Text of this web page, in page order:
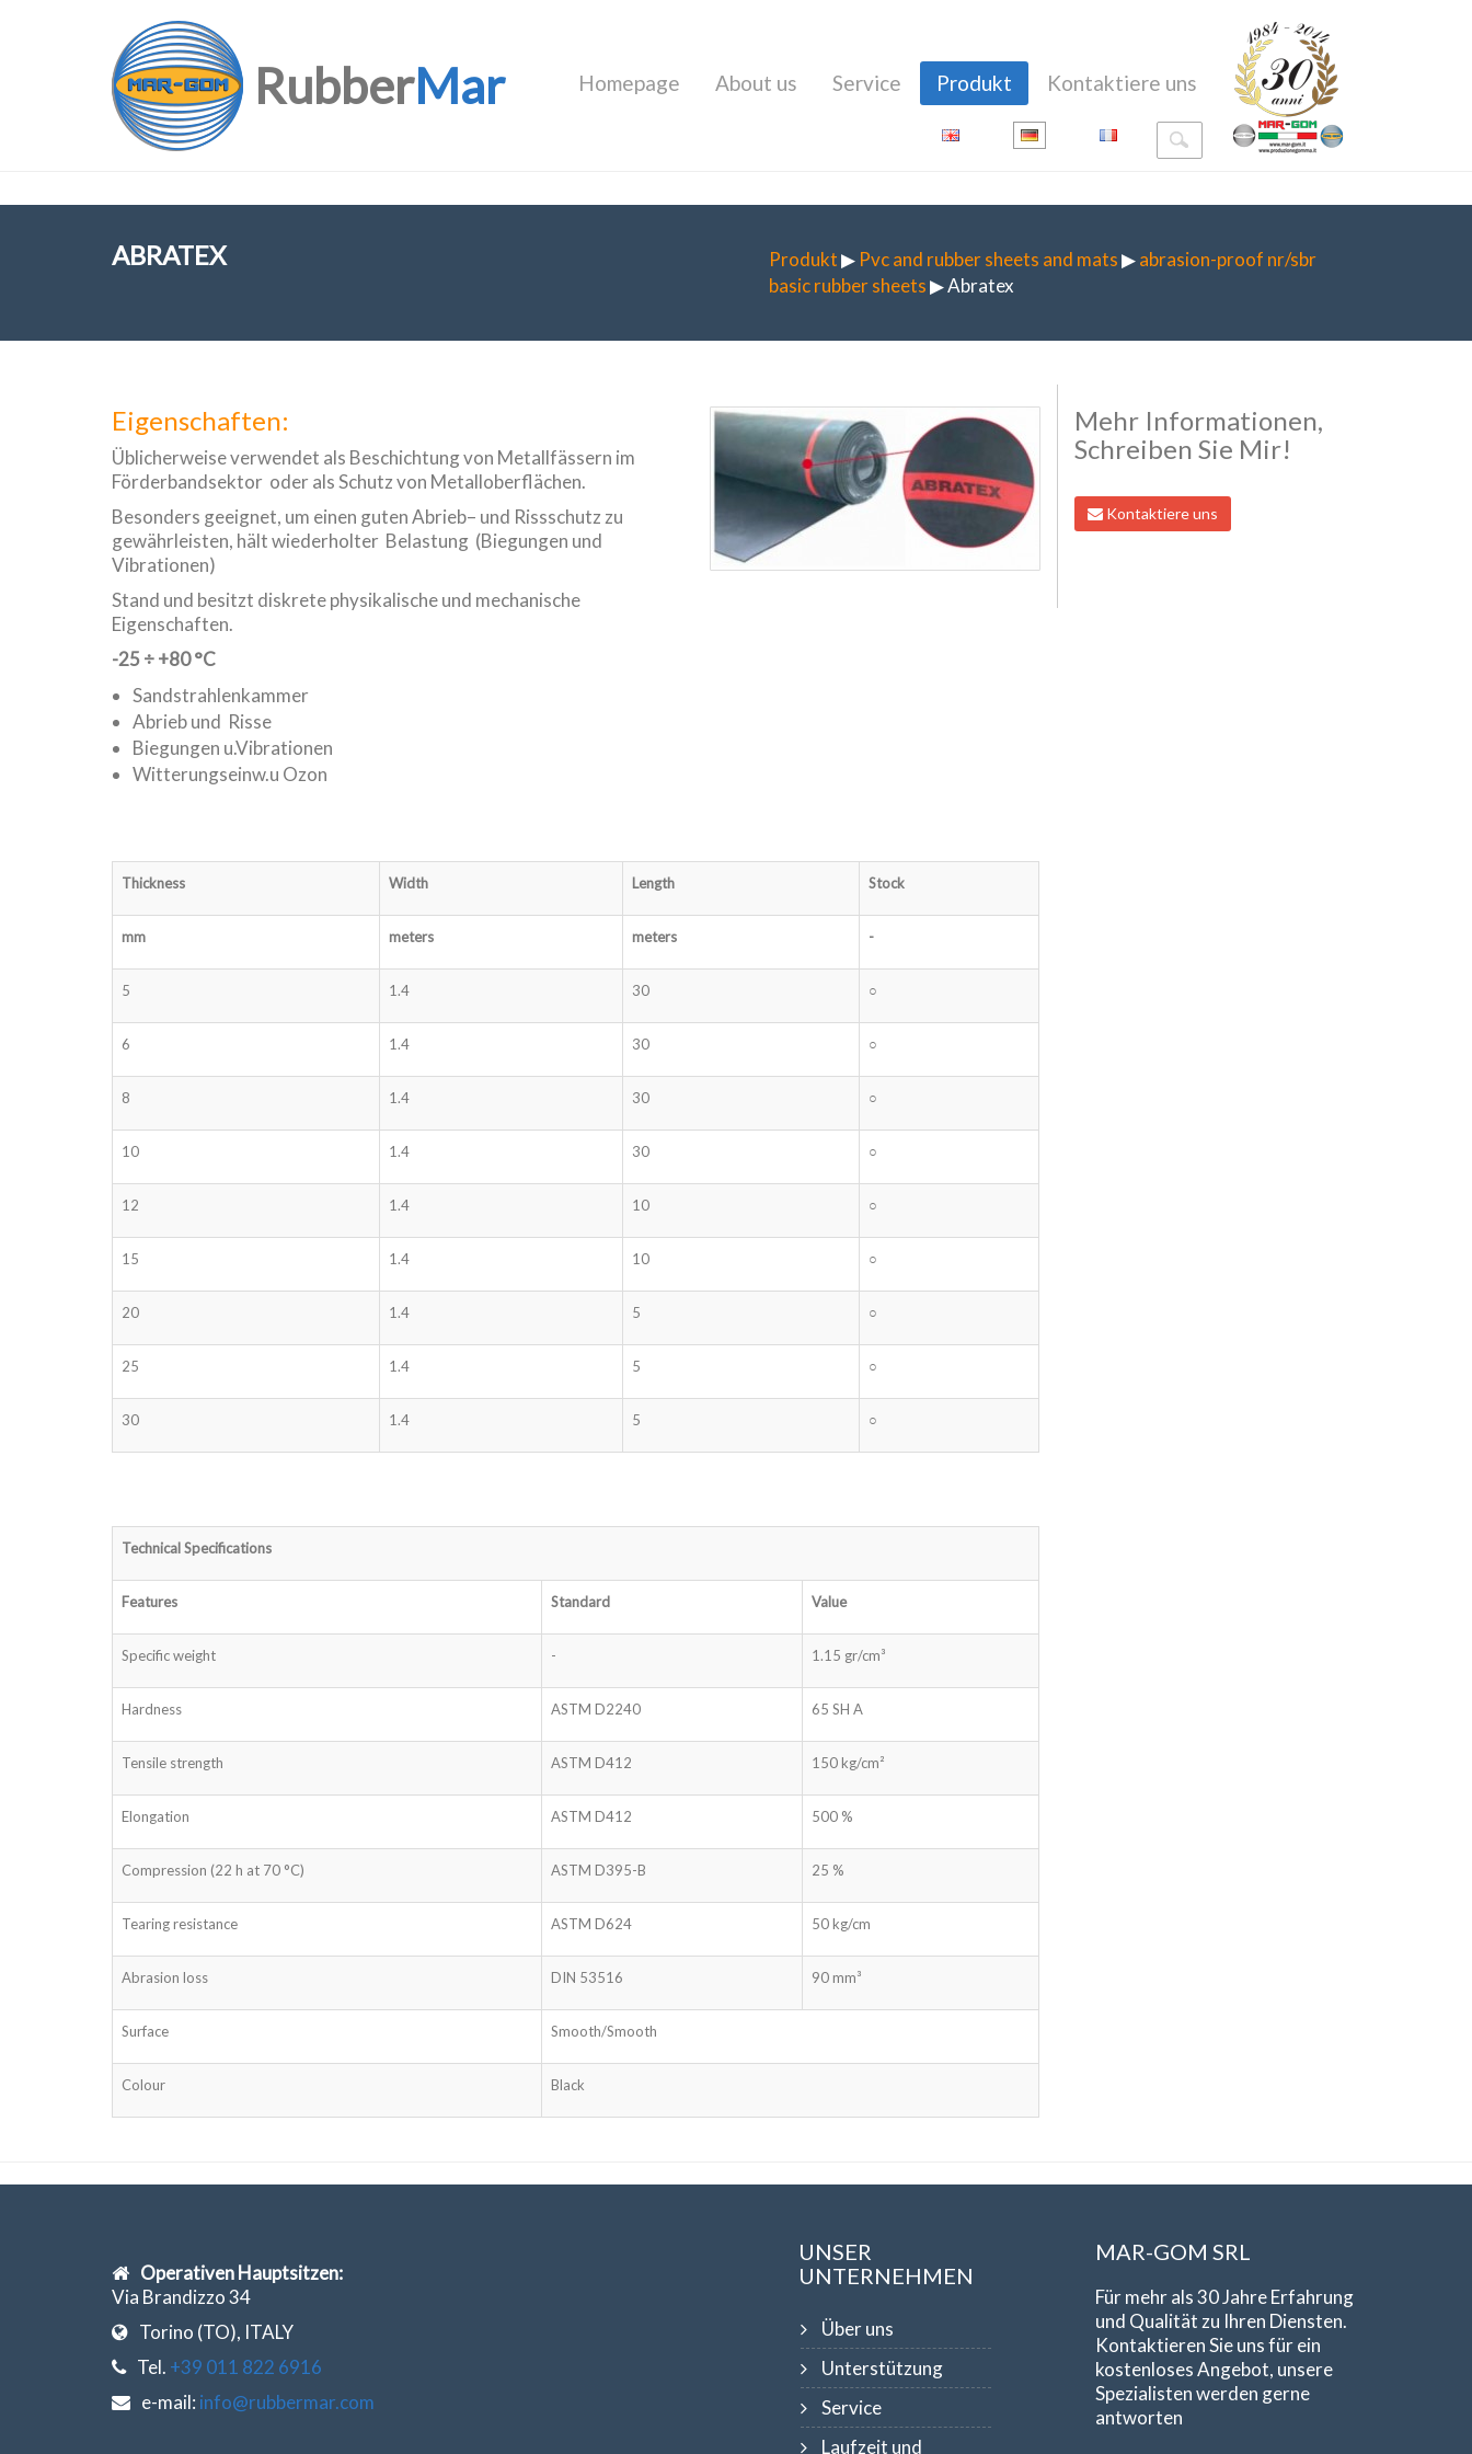
RubberMar Homepage About us Service Produkt Kontaktiere uns
ABRATEX Produkt▶ Pvc and rubber sheets and mats▶abrasion-proof nr/sbr
basic rubber sheets▶ Abratex
Eigenschaften:
Üblicherweise verwendet als Beschichtung von Metallfässern im
Förderbandsektor oder als Schutz von Metalloberflächen.
Besonders geeignet, um einen guten Abrieb– und Rissschutz zu
gewährleisten, hält wiederholter Belastung (Biegungen und
Vibrationen)
Stand und besitzt diskrete physikalische und mechanische
Eigenschaften.
-25÷+80 °C
Sandstrahlenkammer
Abrieb und Risse
Biegungen u.Vibrationen
Witterungseinw.u Ozon
Thickness Width Length Stock
mm meters meters -
5 1.4 30 ○
6 1.4 30 ○
8 1.4 30 ○
10 1.4 30 ○
12 1.4 10 ○
15 1.4 10 ○
20 1.4 5 ○
25 1.4 5 ○
30 1.4 5 ○
Technical Specifications
Features Standard Value
Specific weight - 1.15 gr/cm³
Hardness ASTM D2240 65 SH A
Tensile strength ASTM D412 150 kg/cm²
Elongation ASTM D412 500 %
Compression (22 h at 70 °C) ASTM D395-B 25 %
Tearing resistance ASTM D624 50 kg/cm
Abrasion loss DIN 53516 90 mm³
Surface Smooth/Smooth
Colour Black
Mehr Informationen,
Schreiben Sie Mir!
Kontaktiere uns
Operativen Hauptsitzen:
Via Brandizzo 34
Torino (TO), ITALY
Tel. +39 011 822 6916
e-mail: info@rubbermar.com
UNSER
UNTERNEHMEN
Über uns
Unterstützung
Service
Laufzeit und
MAR-GOM SRL
Für mehr als 30 Jahre Erfahrung
und Qualität zu Ihren Diensten.
Kontaktieren Sie uns für ein
kostenloses Angebot, unsere
Spezialisten werden gerne
antworten